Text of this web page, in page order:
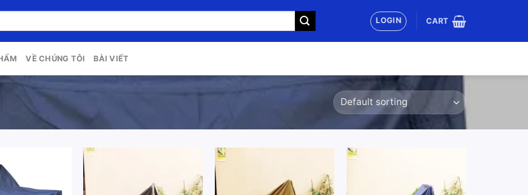
LOGIN CART
VỀ CHÚNG TÔI BÀI VIẾT
wishlist
Add to
wishlist
Add to
wishlist
Add to
wishlist